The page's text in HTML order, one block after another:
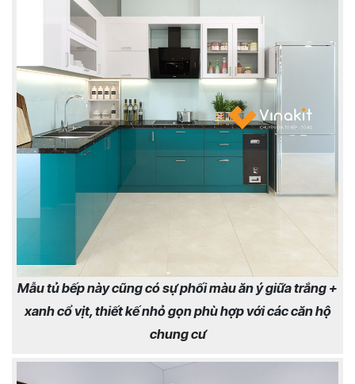
Mẫu tủ bếp này cũng có sự phối màu ăn ý giữa trắng +
xanh cổ vịt, thiết kế nhỏ gọn phù hợp với các căn hộ
chung cư